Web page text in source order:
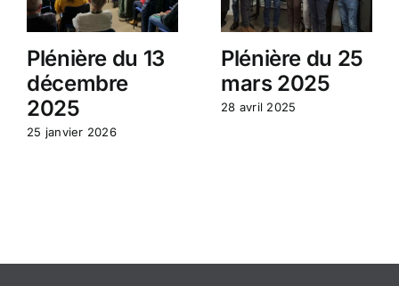
Plénière du 13
décembre
2025
25 janvier 2026
Plénière du 25
mars 2025
28 avril 2025